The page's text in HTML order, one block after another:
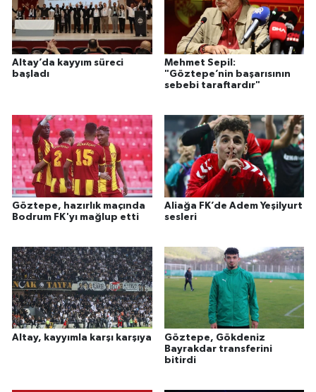
Altay’da kayyım süreci
başladı
Mehmet Sepil:
"Göztepe’nin başarısının
sebebi taraftardır"
Göztepe, hazırlık maçında
Bodrum FK'yı mağlup etti
Aliağa FK’de Adem Yeşilyurt
sesleri
Altay, kayyımla karşı karşıya
Göztepe, Gökdeniz
Bayrakdar transferini
bitirdi